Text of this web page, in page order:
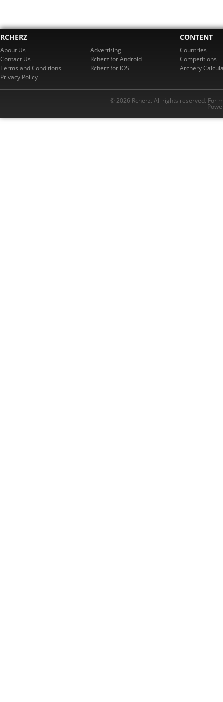
RCHERZ
About Us
Contact Us
Terms and Conditions
Privacy Policy
Advertising
Rcherz for Android
Rcherz for iOS
CONTENT
Countries
Competitions
Archery
© 2026 Rcherz. All rights reserved. For